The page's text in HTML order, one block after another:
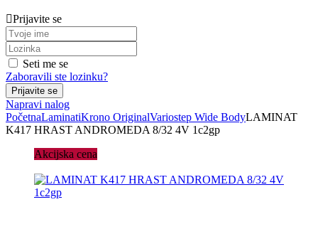
Prijavite se
Seti me se
Zaboravili ste lozinku?
Napravi nalog
PočetnaLaminatiKrono OriginalVariostep Wide BodyLAMINAT
K417 HRAST ANDROMEDA 8/32 4V 1c2gp
Akcijska cena